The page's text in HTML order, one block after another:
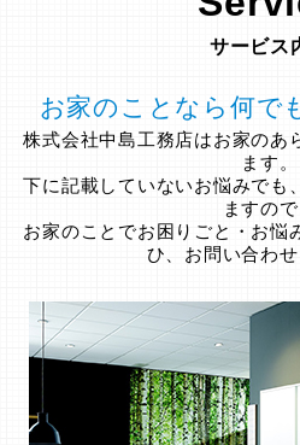
サービス
お家のことなら何で
株式会社中島工務店はお家のあ
ます。
下に記載していないお悩みでも
ますので
お家のことでお困りごと・お悩
ひ、お問い合わせ